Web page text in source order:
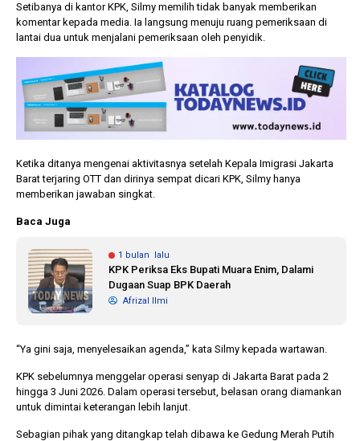
Setibanya di kantor KPK, Silmy memilih tidak banyak memberikan
komentar kepada media. Ia langsung menuju ruang pemeriksaan di
lantai dua untuk menjalani pemeriksaan oleh penyidik.
Ketika ditanya mengenai aktivitasnya setelah Kepala Imigrasi Jakarta
Barat terjaring OTT dan dirinya sempat dicari KPK, Silmy hanya
memberikan jawaban singkat.
Baca Juga
1 bulan lalu
KPK Periksa Eks Bupati Muara Enim, Dalami
Dugaan Suap BPK Daerah
Afrizal Ilmi
“Ya gini saja, menyelesaikan agenda,” kata Silmy kepada wartawan.
KPK sebelumnya menggelar operasi senyap di Jakarta Barat pada 2
hingga 3 Juni 2026. Dalam operasi tersebut, belasan orang diamankan
untuk dimintai keterangan lebih lanjut.
Sebagian pihak yang ditangkap telah dibawa ke Gedung Merah Putih